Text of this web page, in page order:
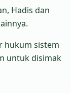
Hadis dan
hukum sistem
untuk disimak